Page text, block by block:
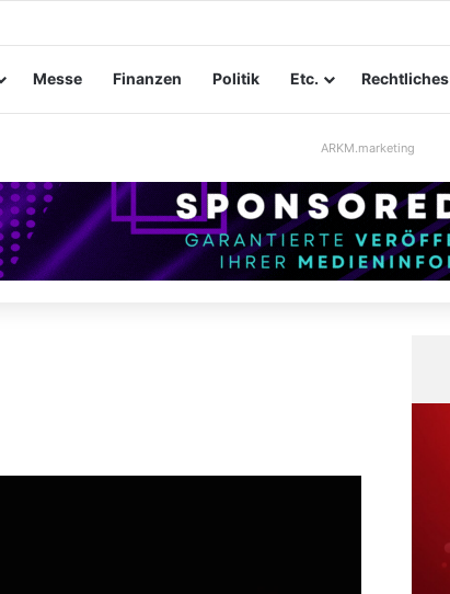
im Mittelstand: Absperrkonzepte für temporäre Außengelände
Messe Finanzen Politik Etc. Rechtliches
ARKM.marketing